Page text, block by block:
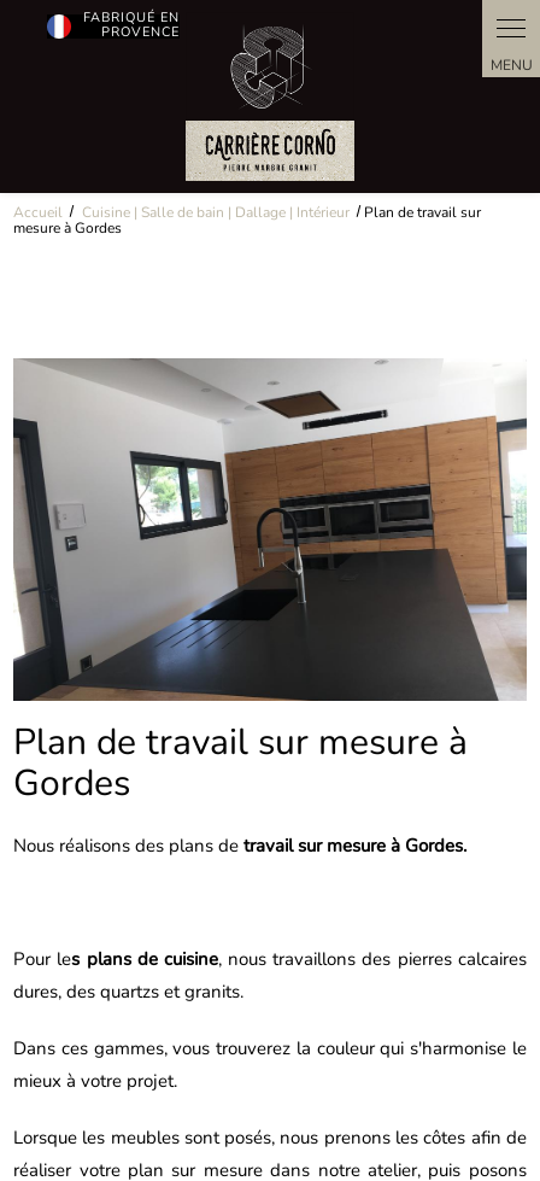
FABRIQUÉ EN
PROVENCE
Accueil Cuisine | Salle de bain | Dallage | Intérieur
Plan de travail sur
mesure à Gordes
Plan de travail sur mesure à
Gordes
Nous réalisons des plans de travail sur mesure à Gordes.
Pour les plans de cuisine, nous travaillons des pierres calcaires
dures, des quartzs et granits.
Dans ces gammes, vous trouverez la couleur qui s'harmonise le
mieux à votre projet.
Lorsque les meubles sont posés, nous prenons les côtes afin de
réaliser votre plan sur mesure dans notre atelier, puis posons
Panneau de gestion des cookies